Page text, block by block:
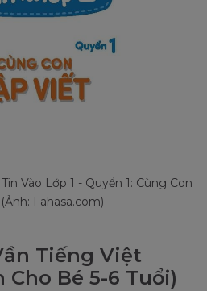
Vào Lớp 1 - Quyển 1: Cùng Con
Fahasa.com)
Tiếng Việt
Cho Bé 5-6 Tuổi)